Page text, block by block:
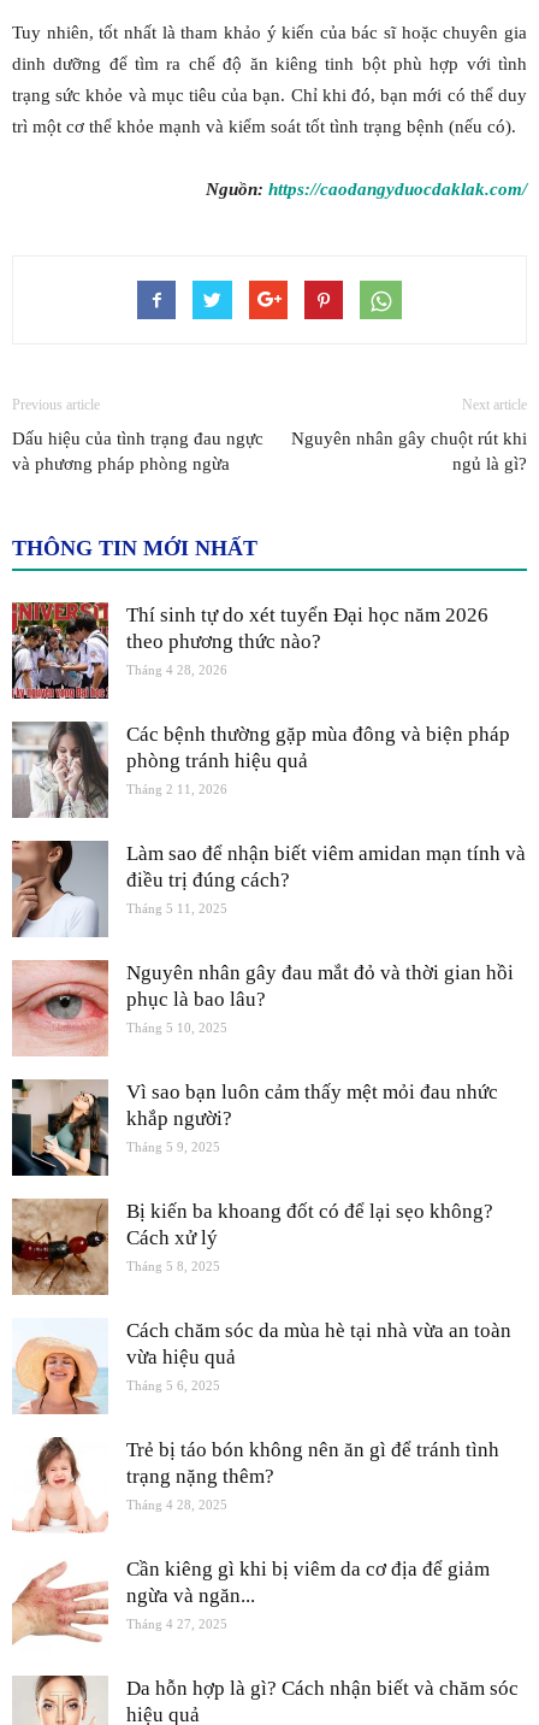
Tuy nhiên, tốt nhất là tham khảo ý kiến của bác sĩ hoặc chuyên gia
dinh dưỡng để tìm ra chế độ ăn kiêng tinh bột phù hợp với tình
trạng sức khỏe và mục tiêu của bạn. Chỉ khi đó, bạn mới có thể duy
trì một cơ thể khỏe mạnh và kiểm soát tốt tình trạng bệnh (nếu có).
Nguồn: https://caodangyduocdaklak.com/
Previous article
Dấu hiệu của tình trạng đau ngực
và phương pháp phòng ngừa
Next article
Nguyên nhân gây chuột rút khi
ngủ là gì?
THÔNG TIN MỚI NHẤT
Thí sinh tự do xét tuyển Đại học năm 2026
theo phương thức nào?
Tháng 4 28, 2026
Các bệnh thường gặp mùa đông và biện pháp
phòng tránh hiệu quả
Tháng 2 11, 2026
Làm sao để nhận biết viêm amidan mạn tính và
điều trị đúng cách?
Tháng 5 11, 2025
Nguyên nhân gây đau mắt đỏ và thời gian hồi
phục là bao lâu?
Tháng 5 10, 2025
Vì sao bạn luôn cảm thấy mệt mỏi đau nhức
khắp người?
Tháng 5 9, 2025
Bị kiến ba khoang đốt có để lại sẹo không?
Cách xử lý
Tháng 5 8, 2025
Cách chăm sóc da mùa hè tại nhà vừa an toàn
vừa hiệu quả
Tháng 5 6, 2025
Trẻ bị táo bón không nên ăn gì để tránh tình
trạng nặng thêm?
Tháng 4 28, 2025
Cần kiêng gì khi bị viêm da cơ địa để giảm
ngừa và ngăn...
Tháng 4 27, 2025
Da hỗn hợp là gì? Cách nhận biết và chăm sóc
hiệu quả